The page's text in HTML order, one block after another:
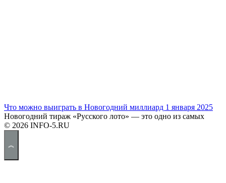
Что можно выиграть в Новогодний миллиард 1 января 2025
Новогодний тираж «Русского лото» — это одно из самых
© 2026 INFO-5.RU